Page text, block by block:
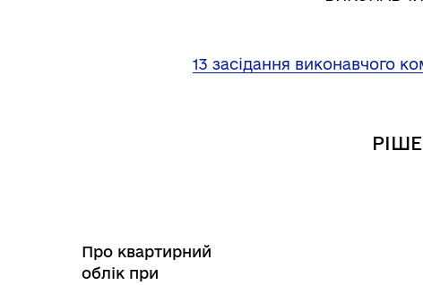
13 засідання виконавчого
Про квартирний
облік при